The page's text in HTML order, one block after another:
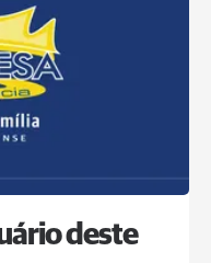
deste